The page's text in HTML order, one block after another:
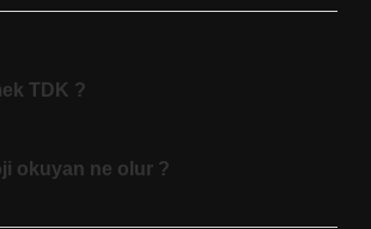
TDK ?
okuyan ne olur ?